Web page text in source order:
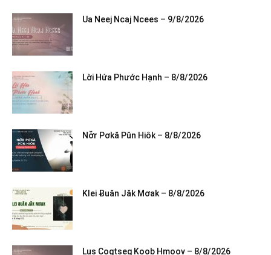
Ua Neej Ncaj Ncees – 9/8/2026
Lời Hứa Phước Hạnh – 8/8/2026
Nơ̆r Pơkă Pŭn Hiôk – 8/8/2026
Klei Ƀuăn Jăk Mơak – 8/8/2026
Lus Cogtseg Koob Hmoov – 8/8/2026